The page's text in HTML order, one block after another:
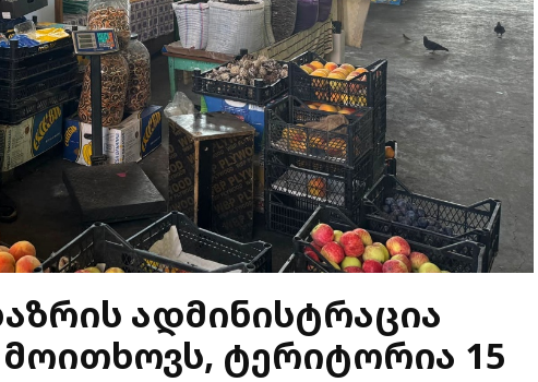
ადმინისტრაცია
მოითხოვს, ტერიტორია 15